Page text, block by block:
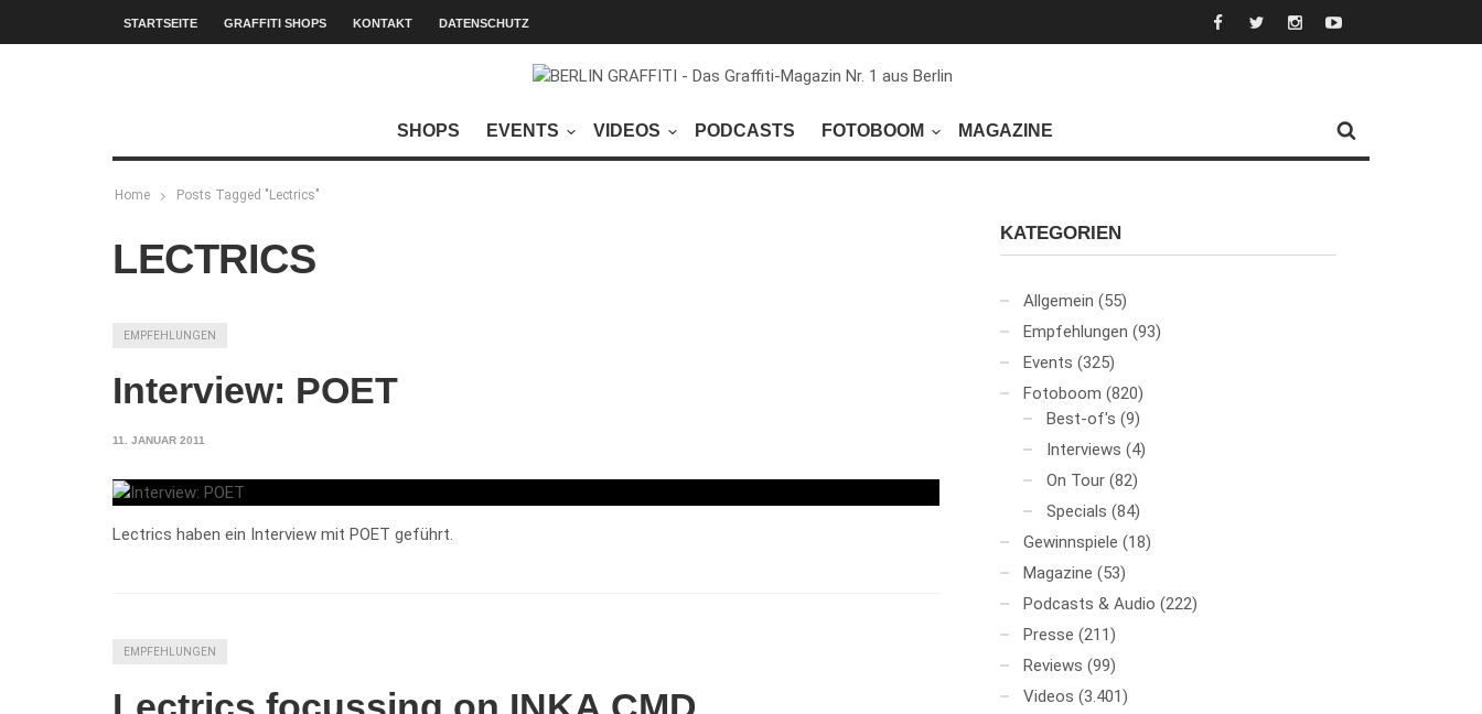
STARTSEITE GRAFFITI SHOPS KONTAKT DATENSCHUTZ
SHOPS EVENTS VIDEOS PODCASTS FOTOBOOM MAGAZINE
Home Posts Tagged "Lectrics"
LECTRICS
EMPFEHLUNGEN
Interview: POET
11. JANUAR 2011
Lectrics haben ein Interview mit POET geführt.
EMPFEHLUNGEN
KATEGORIEN
Allgemein (55)
Empfehlungen (93)
Events (325)
Fotoboom (820)
Best-of's (9)
Interviews (4)
On Tour (82)
Specials (84)
Gewinnspiele (18)
Magazine (53)
Podcasts & Audio (222)
Presse (211)
Reviews (99)
Videos (3.401)